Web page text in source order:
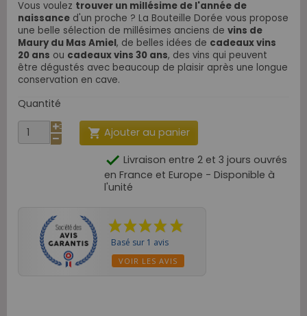
Vous voulez trouver un millésime de l'année de
naissance d'un proche ? La Bouteille Dorée vous propose
une belle sélection de millésimes anciens de vins de
Maury du Mas Amiel, de belles idées de cadeaux vins
20 ans ou cadeaux vins 30 ans, des vins qui peuvent
être dégustés avec beaucoup de plaisir après une longue
conservation en cave.
Quantité
 Ajouter au panier
 Livraison entre 2 et 3 jours ouvrés
en France et Europe - Disponible à
l'unité
Basé sur 1 avis
VOIR LES AVIS